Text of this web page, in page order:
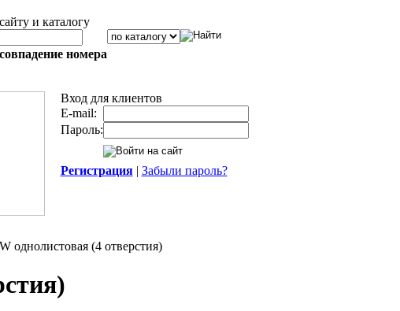
и каталогу
номера
Вход для клиентов
E-mail:
Пароль:
Регистрация| Забыли пароль?
однолистовая (4 отверстия)